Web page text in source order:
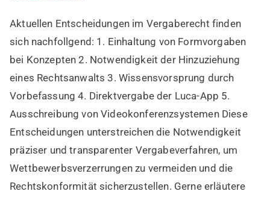
Entscheidungen
im
Vergaberecht
Aktuellen Entscheidungen im Vergaberecht finden
sich nachfollgend: 1. Einhaltung von Formvorgaben
bei Konzepten 2. Notwendigkeit der Hinzuziehung
eines Rechtsanwalts 3. Wissensvorsprung durch
Vorbefassung 4. Direktvergabe der Luca-App 5.
Ausschreibung von Videokonferenzsystemen Diese
Entscheidungen unterstreichen die Notwendigkeit
präziser und transparenter Vergabeverfahren, um
Wettbewerbsverzerrungen zu vermeiden und die
Rechtskonformität sicherzustellen. Gerne erläutere